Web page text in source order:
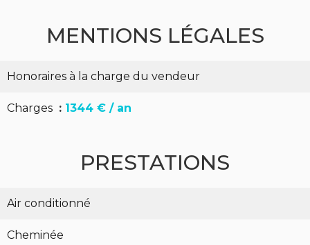
MENTIONS LÉGALES
Honoraires à la charge du vendeur
Charges 1344 € / an
PRESTATIONS
Air conditionné
Cheminée